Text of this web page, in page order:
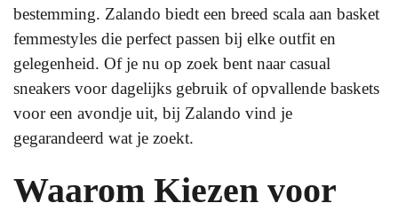
bestemming. Zalando biedt een breed scala aan basket
femmestyles die perfect passen bij elke outfit en
gelegenheid. Of je nu op zoek bent naar casual
sneakers voor dagelijks gebruik of opvallende baskets
voor een avondje uit, bij Zalando vind je
gegarandeerd wat je zoekt.
Waarom Kiezen voor